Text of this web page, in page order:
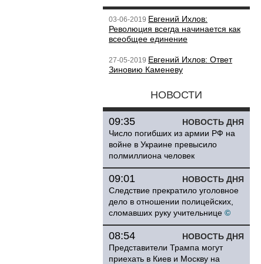
03-06-2019 Евгений Ихлов:
Революция всегда начинается как
всеобщее единение
27-05-2019 Евгений Ихлов: Ответ
Зиновию Каменеву
НОВОСТИ
НОВОСТЬ ДНЯ
09:35
Число погибших из армии РФ на
войне в Украине превысило
полмиллиона человек
НОВОСТЬ ДНЯ
09:01
Следствие прекратило уголовное
дело в отношении полицейских,
сломавших руку учительнице ©
НОВОСТЬ ДНЯ
08:54
Представители Трампа могут
приехать в Киев и Москву на